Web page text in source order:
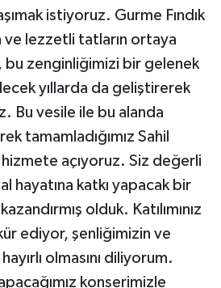
istiyoruz. Gurme Fındık
ve lezzetli tatların ortaya
bu zenginliğimizi bir gelenek
yıllarda da geliştirerek
Bu vesile ile bu alanda
tamamladığımız Sahil
hizmete açıyoruz. Siz değerli
hayatına katkı yapacak bir
olduk. Katılımınız
ediyor, şenliğimizin ve
olmasını diliyorum.
konserimizle